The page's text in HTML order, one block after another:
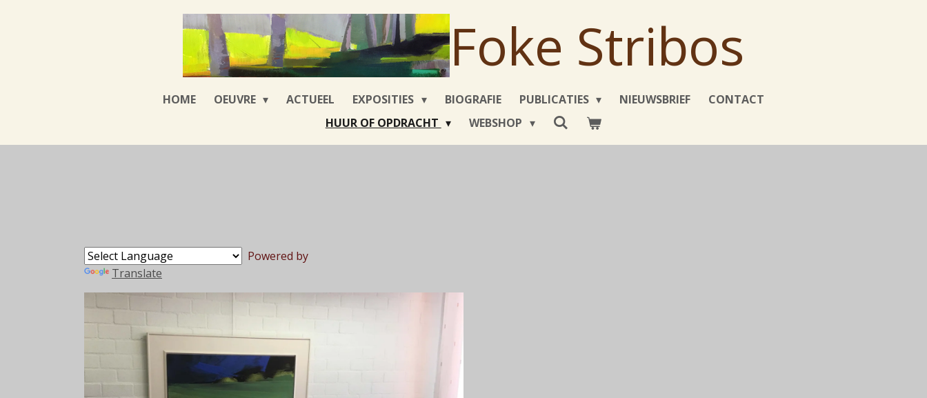
Foke Stribos
HOME OEUVRE ACTUEEL EXPOSITIES BIOGRAFIE PUBLICATIES NIEUWSBRIEF
CONTACT
HUUR OF OPDRACHT
WEBSHOP
Powered by
Translate